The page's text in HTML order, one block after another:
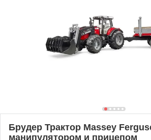
Брудер Трактор Massey
манипулятором и прицепом